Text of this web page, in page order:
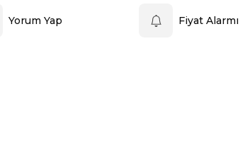
Yorum Yap Fiyat Alarmı